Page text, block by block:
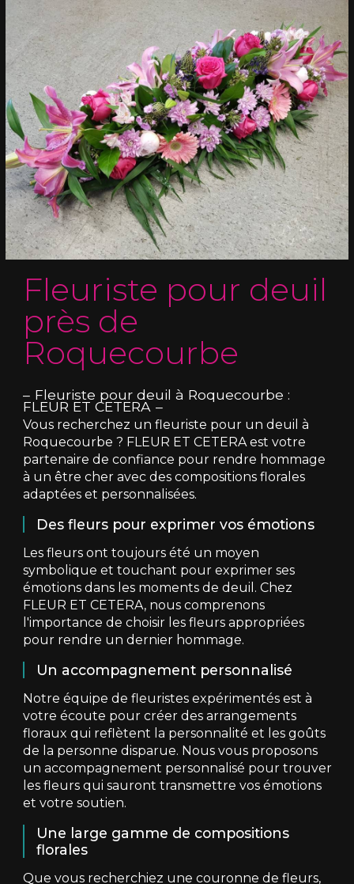
Fleuriste pour deuil
près de
Roquecourbe
Fleuriste pour deuil à Roquecourbe :
FLEUR ET CETERA
Vous recherchez un fleuriste pour un deuil à
Roquecourbe ? FLEUR ET CETERA est votre
partenaire de confiance pour rendre hommage
à un être cher avec des compositions florales
adaptées et personnalisées.
Des fleurs pour exprimer vos émotions
Les fleurs ont toujours été un moyen
symbolique et touchant pour exprimer ses
émotions dans les moments de deuil. Chez
FLEUR ET CETERA, nous comprenons
l'importance de choisir les fleurs appropriées
pour rendre un dernier hommage.
Un accompagnement personnalisé
Notre équipe de fleuristes expérimentés est à
votre écoute pour créer des arrangements
floraux qui reflètent la personnalité et les goûts
de la personne disparue. Nous vous proposons
un accompagnement personnalisé pour trouver
les fleurs qui sauront transmettre vos émotions
et votre soutien.
Une large gamme de compositions
florales
Que vous recherchiez une couronne de fleurs,